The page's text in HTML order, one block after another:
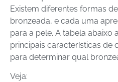
Existem diferentes formas
bronzeada, e cada uma
para a pele. A tabela abaixo
principais características de
para determinar qual
Veja: